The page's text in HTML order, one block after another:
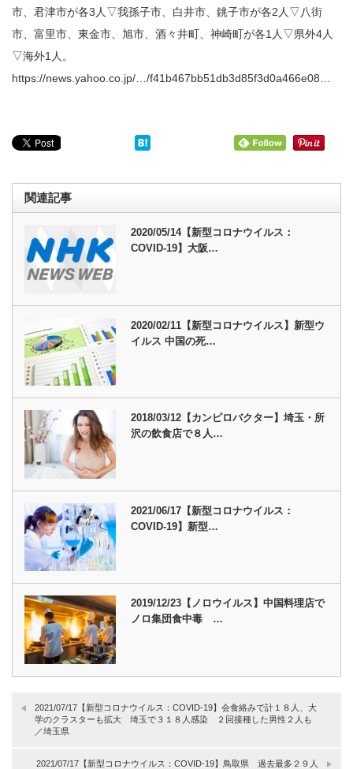
市、君津市が各3人▽我孫子市、白井市、銚子市が各2人▽八街
市、富里市、東金市、旭市、酒々井町、神崎町が各1人▽県外4人
▽海外1人。
https://news.yahoo.co.jp/…/f41b467bb51db3d85f3d0a466e08…
関連記事
2020/05/14【新型コロナウイルス：
COVID-19】大阪…
2020/02/11【新型コロナウイルス】新型ウ
イルス 中国の死…
2018/03/12【カンピロバクター】埼玉・所
沢の飲食店で８人…
2021/06/17【新型コロナウイルス：
COVID-19】新型…
2019/12/23【ノロウイルス】中国料理店で
ノロ集団食中毒 …
2021/07/17【新型コロナウイルス：COVID-19】会食絡みで計１８人、大
学のクラスターも拡大 埼玉で３１８人感染 ２回接種した男性２人も
／埼玉県
2021/07/17【新型コロナウイルス：COVID-19】鳥取県 過去最多２９人